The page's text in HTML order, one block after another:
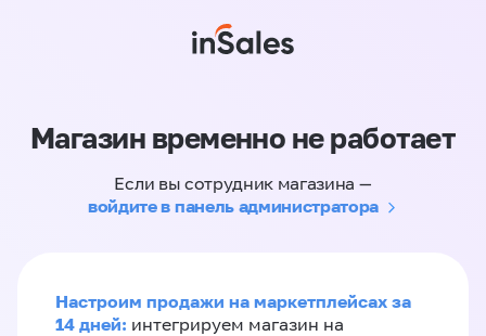
Магазин временно не работает
Если вы сотрудник магазина —
войдите в панель администратора
Настроим продажи на маркетплейсах за
14 дней: интегрируем магазин на